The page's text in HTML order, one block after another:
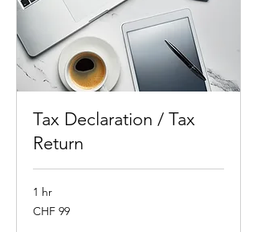
Tax Declaration / Tax
Return
1 hr
99
Swiss
CHF 99